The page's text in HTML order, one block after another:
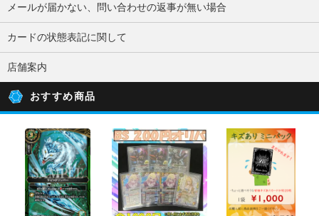
メールが届かない、問い合わせの返事が無い場合
カードの状態表記に関して
店舗案内
おすすめ商品